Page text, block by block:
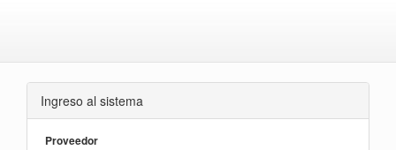
Ingreso al sistema
Proveedor